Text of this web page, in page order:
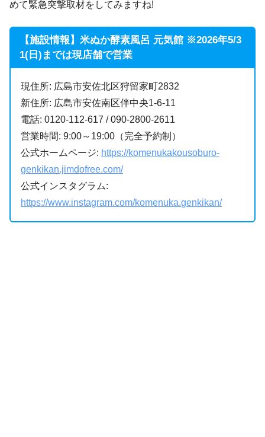
めて緊急突撃取材をしてみますね!
【施設情報】米ぬか酵素風呂 元気館 ※2026年5/3
1(日)までは現店舗で営業
現住所: 広島市安佐北区狩留家町2832
新住所: 広島市安佐南区伴中央1-6-11
電話: 0120-112-617 / 090-2800-2611
営業時間: 9:00～19:00（完全予約制）
公式ホームページ: https://komenukakousoburo-
genkikan.jimdofree.com/
公式インスタグラム:
https://www.instagram.com/komenuka.genkikan/